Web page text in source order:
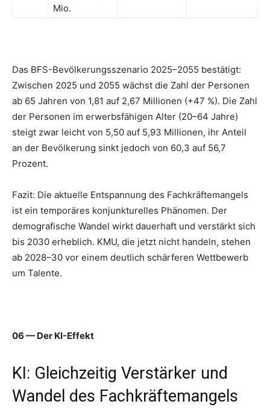
Mio.
Das BFS-Bevölkerungsszenario 2025–2055 bestätigt:
Zwischen 2025 und 2055 wächst die Zahl der Personen
ab 65 Jahren von 1,81 auf 2,67 Millionen (+47 %). Die Zahl
der Personen im erwerbsfähigen Alter (20–64 Jahre)
steigt zwar leicht von 5,50 auf 5,93 Millionen, ihr Anteil
an der Bevölkerung sinkt jedoch von 60,3 auf 56,7
Prozent.
Fazit: Die aktuelle Entspannung des Fachkräftemangels
ist ein temporäres konjunkturelles Phänomen. Der
demografische Wandel wirkt dauerhaft und verstärkt sich
bis 2030 erheblich. KMU, die jetzt nicht handeln, stehen
ab 2028–30 vor einem deutlich schärferen Wettbewerb
um Talente.
06 — Der KI-Effekt
KI: Gleichzeitig Verstärker und
Wandel des Fachkräftemangels